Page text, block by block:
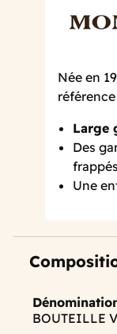
Née en
Large
Des
Une
BOUTEILLE